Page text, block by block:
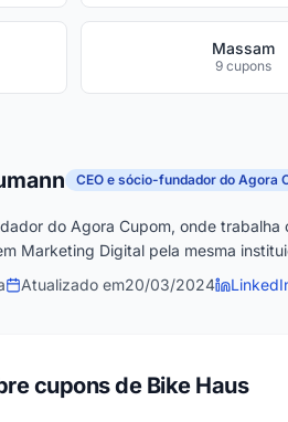
Massam
9 cupons
CEO e sócio-fundador do Agora
do Agora Cupom, onde
Marketing Digital pela mesma
Atualizado em20/03/2024
cupons de Bike Haus